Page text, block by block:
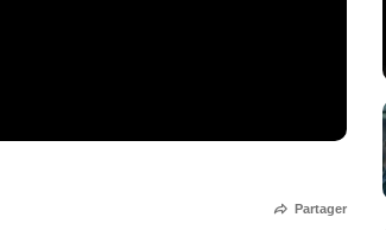
Partager